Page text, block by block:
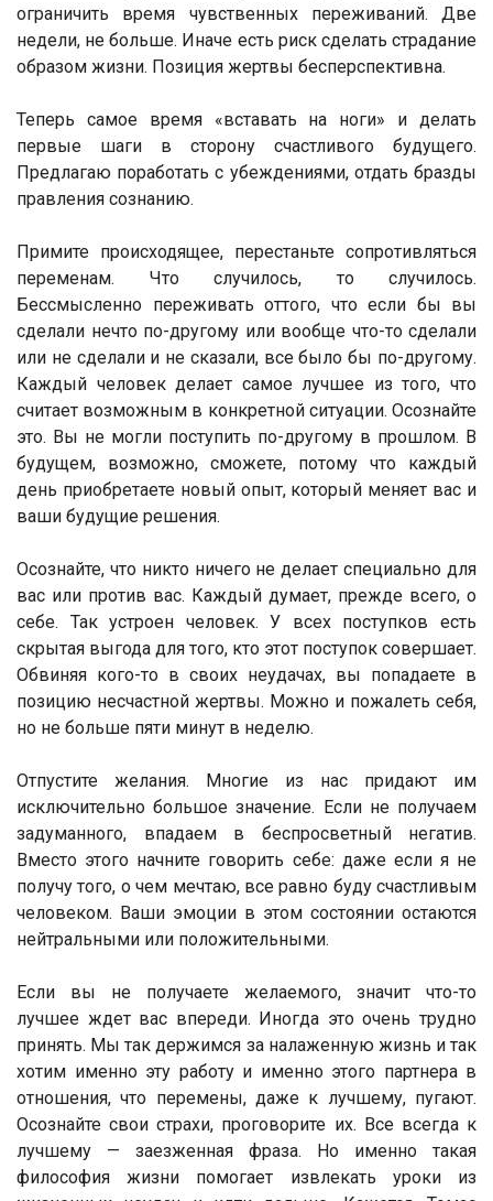
ограничить время чувственных переживаний. Две
недели, не больше. Иначе есть риск сделать страдание
образом жизни. Позиция жертвы бесперспективна.
Теперь самое время «вставать на ноги» и делать
первые шаги в сторону счастливого будущего.
Предлагаю поработать с убеждениями, отдать бразды
правления сознанию.
Примите происходящее, перестаньте сопротивляться
переменам. Что случилось, то случилось.
Бессмысленно переживать оттого, что если бы вы
сделали нечто по-другому или вообще что-то сделали
или не сделали и не сказали, все было бы по-другому.
Каждый человек делает самое лучшее из того, что
считает возможным в конкретной ситуации. Осознайте
это. Вы не могли поступить по-другому в прошлом. В
будущем, возможно, сможете, потому что каждый
день приобретаете новый опыт, который меняет вас и
ваши будущие решения.
Осознайте, что никто ничего не делает специально для
вас или против вас. Каждый думает, прежде всего, о
себе. Так устроен человек. У всех поступков есть
скрытая выгода для того, кто этот поступок совершает.
Обвиняя кого-то в своих неудачах, вы попадаете в
позицию несчастной жертвы. Можно и пожалеть себя,
но не больше пяти минут в неделю.
Отпустите желания. Многие из нас придают им
исключительно большое значение. Если не получаем
задуманного, впадаем в беспросветный негатив.
Вместо этого начните говорить себе: даже если я не
получу того, о чем мечтаю, все равно буду счастливым
человеком. Ваши эмоции в этом состоянии остаются
нейтральными или положительными.
Если вы не получаете желаемого, значит что-то
лучшее ждет вас впереди. Иногда это очень трудно
принять. Мы так держимся за налаженную жизнь и так
хотим именно эту работу и именно этого партнера в
отношения, что перемены, даже к лучшему, пугают.
Осознайте свои страхи, проговорите их. Все всегда к
лучшему — заезженная фраза. Но именно такая
философия жизни помогает извлекать уроки из